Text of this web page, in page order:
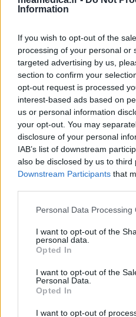
Information
If you wish to opt-out of the
processing of your personal or
targeted advertising by us,
section to confirm your
opt-out request is processed
interest-based ads based on
us or personal information
your opt-out. You may
disclosure of your personal
IAB’s list of downstream
also be disclosed by us to third
Downstream Participants that
Personal Data Processing
I want to opt-out of the
personal data.
Opted In
I want to opt-out of the
Personal Data.
Opted In
I want to opt-out of